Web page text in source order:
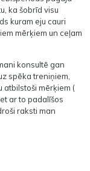
ka šobrīd visu
kuram eju cauri
mērķiem un ceļam
konsultē gan
spēka treniņiem,
atbilstoši mērķiem (
ar to padalīšos
raksti man